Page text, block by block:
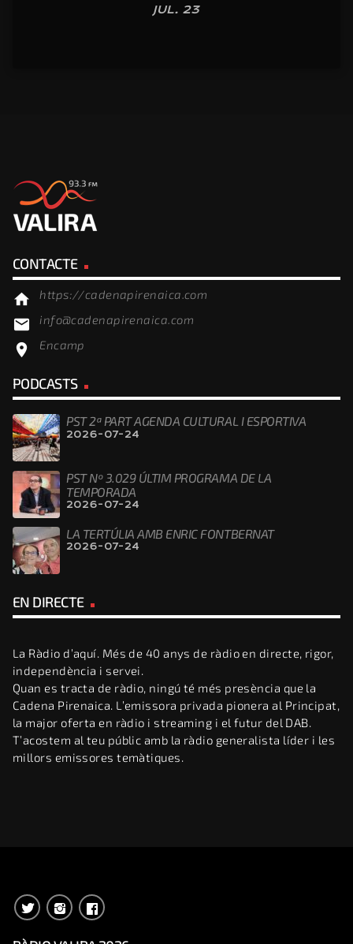
JUL. 23
CONTACTE
home https://cadenapirenaica.com
email info@cadenapirenaica.com
location_on Encamp
PODCASTS
PST 2ª PART AGENDA CULTURAL I ESPORTIVA
2026-07-24
PST Nº 3.029 ÚLTIM PROGRAMA DE LA
TEMPORADA
2026-07-24
LA TERTÚLIA AMB ENRIC FONTBERNAT
2026-07-24
EN DIRECTE
La Ràdio d’aquí. Més de 40 anys de ràdio en directe, rigor,
independència i servei.
Quan es tracta de ràdio, ningú té més presència que la
Cadena Pirenaica. L’emissora privada pionera al Principat,
la major oferta en ràdio i streaming i el futur del DAB.
T’acostem al teu públic amb la ràdio generalista líder i les
millors emissores temàtiques.